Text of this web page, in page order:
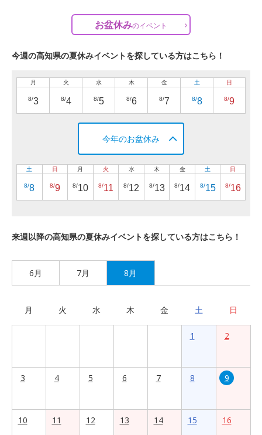
お盆休みのイベント
今週の高知県の夏休みイベントを探している方はこちら！
月
8/3
火
8/4
水
8/5
木
8/6
金
8/7
土
8/8
日
8/9
今年のお盆休み
土
8/8
日
8/9
月
8/10
火
8/11
水
8/12
木
8/13
金
8/14
土
8/15
日
8/16
来週以降の高知県の夏休みイベントを探している方はこちら！
6月 7月 8月
月 火 水 木 金 土 日
1 2
3 4 5 6 7 8 9
10
11
12
13
14
15
16